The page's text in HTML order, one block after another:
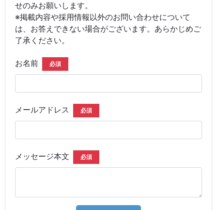
せのみお願いします。
※掲載内容や採用情報以外のお問い合わせについて
は、お答えできない場合がございます。あらかじめご
了承ください。
お名前 必須
メールアドレス 必須
メッセージ本文 必須